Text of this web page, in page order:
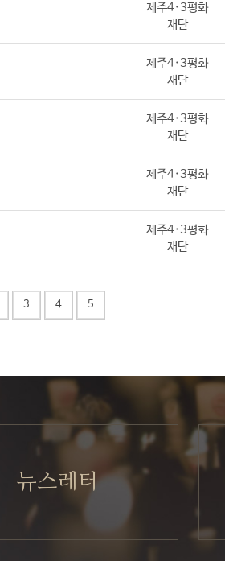
제주4·3평화
재단
제주4·3평화
재단
제주4·3평화
재단
제주4·3평화
재단
제주4·3평화
재단
3 4 5
뉴스레터